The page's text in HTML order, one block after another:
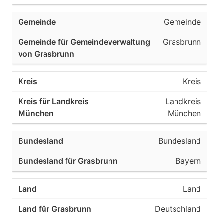
Gemeinde
Grasbrunn
Kreis
Landkreis
München
Bundesland
Bayern
Land
Deutschland